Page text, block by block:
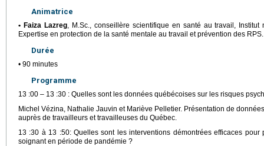
Animatrice
• Faiza Lazreg, M.Sc., conseillère scientifique en santé au travail,
Expertise en protection de la santé mentale au travail et prévention des RPS.
Durée
• 90 minutes
Programme
13 :00 – 13 :30 : Quelles sont les données québécoises sur les risques
Michel Vézina, Nathalie Jauvin et Mariève Pelletier. Présentation de
auprès de travailleurs et travailleuses du Québec.
13 :30 à 13 :50: Quelles sont les interventions démontrées efficaces
soignant en période de pandémie ?